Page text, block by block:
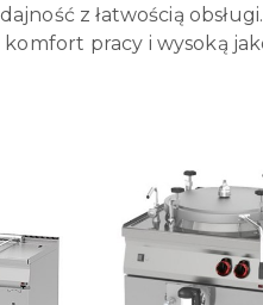
z łatwością
pracy i wysoką